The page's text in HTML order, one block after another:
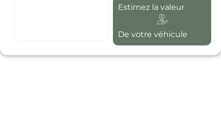
Estimez la valeur
De votre véhicule